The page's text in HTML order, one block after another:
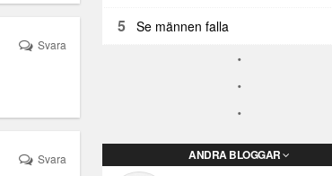
Svara
Svara
5 Se männen falla
ANDRA BLOGGAR